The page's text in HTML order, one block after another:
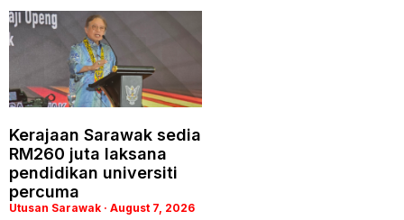
Kerajaan Sarawak sedia
RM260 juta laksana
pendidikan universiti
percuma
Utusan Sarawak August 7, 2026